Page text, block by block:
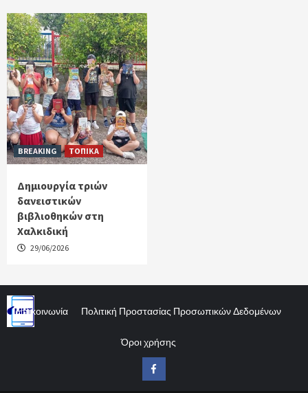
BREAKING ΤΟΠΙΚΑ
Δημιουργία τριών
δανειστικών
βιβλιοθηκών στη
Χαλκιδική
29/06/2026
Επικοινωνία Πολιτική Προστασίας Προσωπικών Δεδομένων
Όροι χρήσης
Facebook